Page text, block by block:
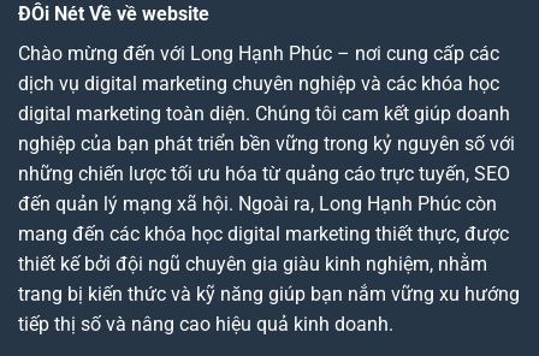
ĐÔi Nét Về về website
Chào mừng đến với Long Hạnh Phúc – nơi cung cấp các
dịch vụ digital marketing chuyên nghiệp và các khóa học
digital marketing toàn diện. Chúng tôi cam kết giúp doanh
nghiệp của bạn phát triển bền vững trong kỷ nguyên số với
những chiến lược tối ưu hóa từ quảng cáo trực tuyến, SEO
đến quản lý mạng xã hội. Ngoài ra, Long Hạnh Phúc còn
mang đến các khóa học digital marketing thiết thực, được
thiết kế bởi đội ngũ chuyên gia giàu kinh nghiệm, nhằm
trang bị kiến thức và kỹ năng giúp bạn nắm vững xu hướng
tiếp thị số và nâng cao hiệu quả kinh doanh.